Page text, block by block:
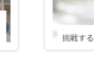
挑戦す